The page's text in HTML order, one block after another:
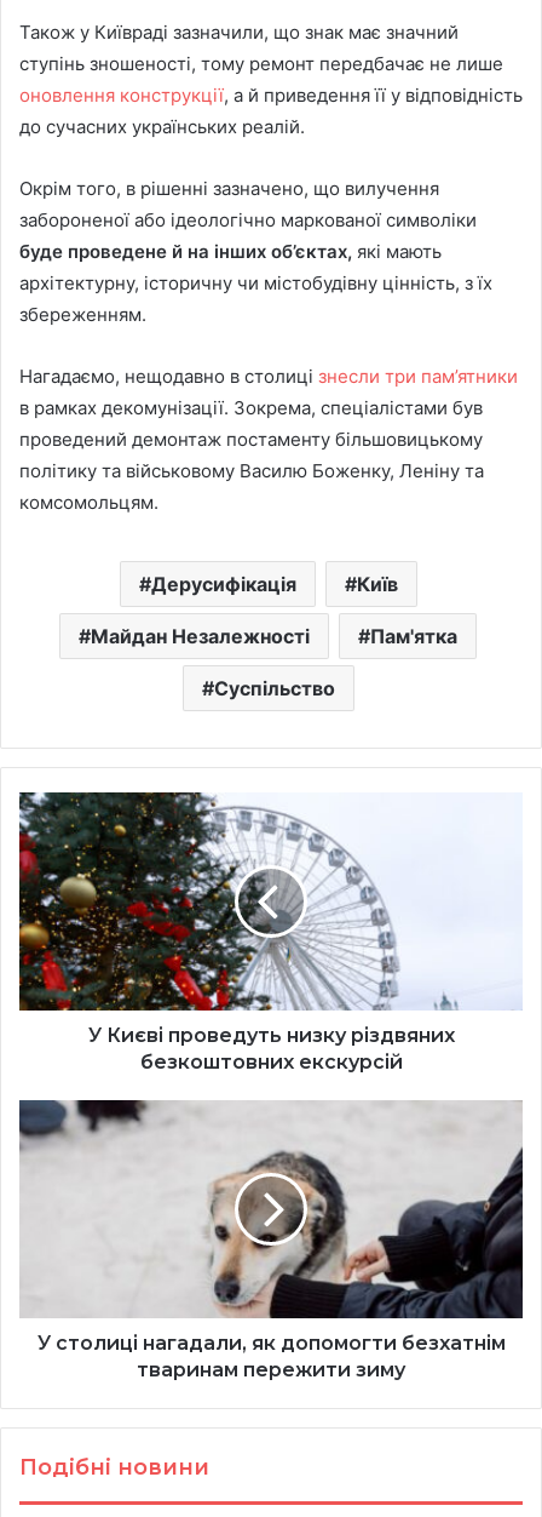
Також у Київраді зазначили, що знак має значний
ступінь зношеності, тому ремонт передбачає не лише
оновлення конструкції, а й приведення її у відповідність
до сучасних українських реалій.
Окрім того, в рішенні зазначено, що вилучення
забороненої або ідеологічно маркованої символіки
буде проведене й на інших об’єктах, які мають
архітектурну, історичну чи містобудівну цінність, з їх
збереженням.
Нагадаємо, нещодавно в столиці знесли три пам’ятники
в рамках декомунізації. Зокрема, спеціалістами був
проведений демонтаж постаменту більшовицькому
політику та військовому Василю Боженку, Леніну та
комсомольцям.
Дерусифікація Київ
Майдан Незалежності Пам'ятка
Суспільство
У
Києві
проведуть
низку
різдвяних
безкоштовних
екскурсій
У Києві проведуть низку різдвяних
безкоштовних екскурсій
У
столиці
зиму
У столиці нагадали, як допомогти безхатнім
тваринам пережити зиму
Подібні новини